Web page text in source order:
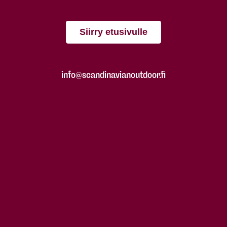
Siirry etusivulle
info@scandinavianoutdoor.fi